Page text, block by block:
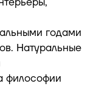
годами
Натуральные
философии